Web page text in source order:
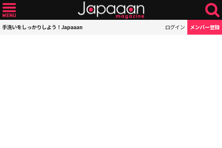
手洗いをしっかりしよう！Japaaan ログイン メンバー登録